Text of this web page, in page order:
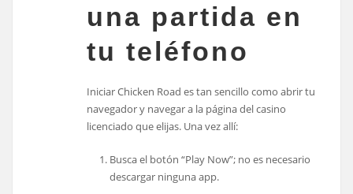
una partida en
tu teléfono
Iniciar Chicken Road es tan sencillo como abrir tu
navegador y navegar a la página del casino
licenciado que elijas. Una vez allí:
Busca el botón “Play Now”; no es necesario
descargar ninguna app.